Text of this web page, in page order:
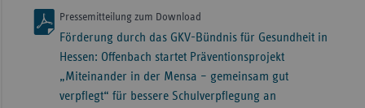
Pressemitteilung zum Download
Förderung durch das GKV-Bündnis für Gesundheit in
Hessen: Offenbach startet Präventionsprojekt
„Miteinander in der Mensa – gemeinsam gut
verpflegt“ für bessere Schulverpflegung an